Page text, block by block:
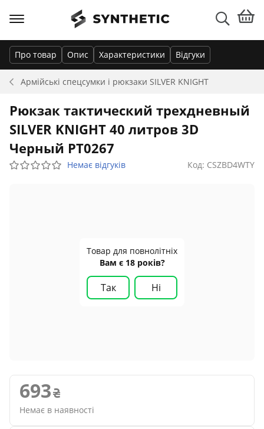
Армійські спецсумки і рюкзаки SILVER KNIGHT
Про товар Опис Характеристики Відгуки
Рюкзак тактический трехдневный
SILVER KNIGHT 40 литров 3D
Черный PT0267
Немає відгуків Код: CSZBD4WTY
Товар для повнолітніх
Вам є 18 років?
Так Ні
693
Немає в наявності